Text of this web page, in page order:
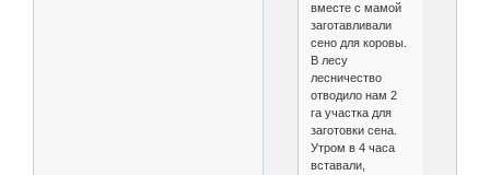
вместе с мамой
заготавливали
сено для коровы.
В лесу
лесничество
отводило нам 2
га участка для
заготовки сена.
Утром в 4 часа
вставали,